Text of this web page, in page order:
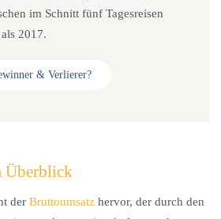
im Schnitt fünf Tagesreisen
2017.
& Verlierer?
Überblick
der Bruttoumsatz hervor, der durch den